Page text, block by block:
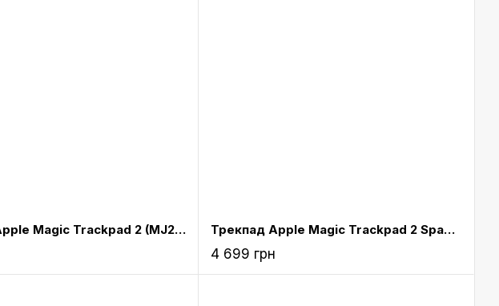
Трекпад Apple Magic Trackpad 2 (MJ2R2) Трекпад Apple Magic Trackpad 2 Space Grey (MRMF2)
4 699 грн